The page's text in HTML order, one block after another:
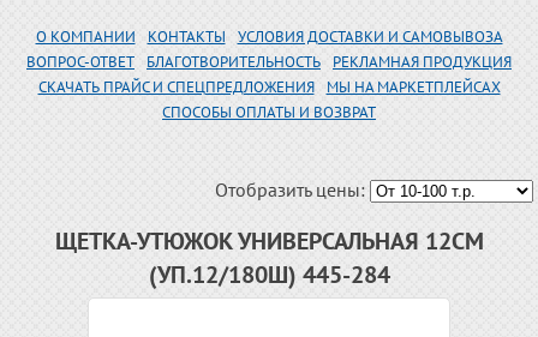
О КОМПАНИИ КОНТАКТЫ
УСЛОВИЯ ДОСТАВКИ И САМОВЫВОЗА
ВОПРОС-ОТВЕТ
БЛАГОТВОРИТЕЛЬНОСТЬ
РЕКЛАМНАЯ ПРОДУКЦИЯ
СКАЧАТЬ ПРАЙС И СПЕЦПРЕДЛОЖЕНИЯ
МЫ НА МАРКЕТПЛЕЙСАХ
СПОСОБЫ ОПЛАТЫ И ВОЗВРАТ
Отобразить цены:
ЩЕТКА-УТЮЖОК УНИВЕРСАЛЬНАЯ 12СМ
(УП.12/180Ш) 445-284